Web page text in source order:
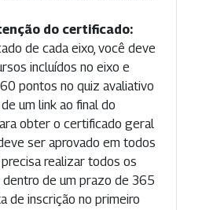
do certificado:
de cada eixo, você deve
incluídos no eixo e
60 pontos no quiz avaliativo
um link ao final do
obter o certificado geral
ser aprovado em todos
realizar todos os
de um prazo de 365
de inscrição no primeiro